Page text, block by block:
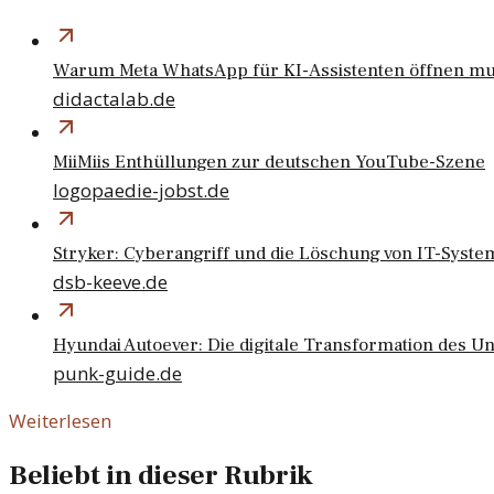
Warum Meta WhatsApp für KI-Assistenten öffnen
didactalab.de
MiiMiis Enthüllungen zur deutschen YouTube-Szene
logopaedie-jobst.de
Stryker: Cyberangriff und die Löschung von IT-
dsb-keeve.de
Hyundai Autoever: Die digitale Transformation des
punk-guide.de
Weiterlesen
Beliebt in dieser Rubrik